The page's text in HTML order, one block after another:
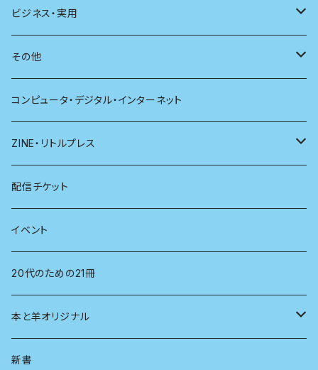
新潮
別冊太陽
科学
社会
哲学
医学
看護学
心理学
経営学
言語学
法律
人類学
電子版（PDF）
歴史
地理
ビジネス・実用
雷鳥社辞典シリーズ
その他
珈琲
雑貨
コンピュータ・デジタル・インターネット
ZINE・リトルプレス
電子版（EPub）
電子版（PDF）
配信チケット
イベント
20代のための21冊
本と羊オリジナル
アロマスプレー
新書